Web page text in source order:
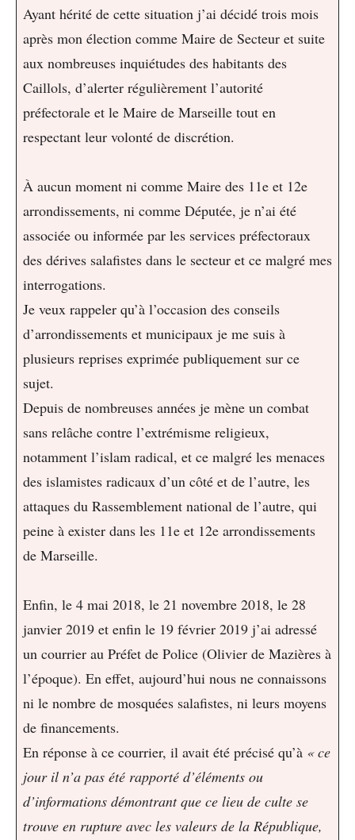
Ayant hérité de cette situation j’ai décidé trois mois
après mon élection comme Maire de Secteur et suite
aux nombreuses inquiétudes des habitants des
Caillols, d’alerter régulièrement l’autorité
préfectorale et le Maire de Marseille tout en
respectant leur volonté de discrétion.
À aucun moment ni comme Maire des 11e et 12e
arrondissements, ni comme Députée, je n’ai été
associée ou informée par les services préfectoraux
des dérives salafistes dans le secteur et ce malgré mes
interrogations.
Je veux rappeler qu’à l’occasion des conseils
d’arrondissements et municipaux je me suis à
plusieurs reprises exprimée publiquement sur ce
sujet.
Depuis de nombreuses années je mène un combat
sans relâche contre l’extrémisme religieux,
notamment l’islam radical, et ce malgré les menaces
des islamistes radicaux d’un côté et de l’autre, les
attaques du Rassemblement national de l’autre, qui
peine à exister dans les 11e et 12e arrondissements
de Marseille.
Enfin, le 4 mai 2018, le 21 novembre 2018, le 28
janvier 2019 et enfin le 19 février 2019 j’ai adressé
un courrier au Préfet de Police (Olivier de Mazières à
l’époque). En effet, aujourd’hui nous ne connaissons
ni le nombre de mosquées salafistes, ni leurs moyens
de financements.
En réponse à ce courrier, il avait été précisé qu’à « ce
jour il n’a pas été rapporté d’éléments ou
d’informations démontrant que ce lieu de culte se
trouve en rupture avec les valeurs de la République,